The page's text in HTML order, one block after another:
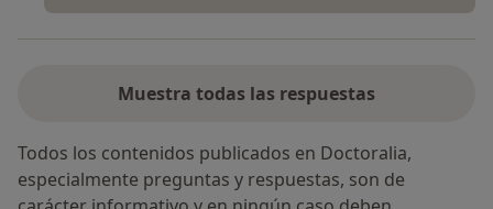
Muestra todas las respuestas
Todos los contenidos publicados en Doctoralia,
especialmente preguntas y respuestas, son de